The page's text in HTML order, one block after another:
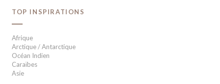
TOP INSPIRATIONS
Afrique
Arctique / Antarctique
Océan Indien
Caraïbes
Asie